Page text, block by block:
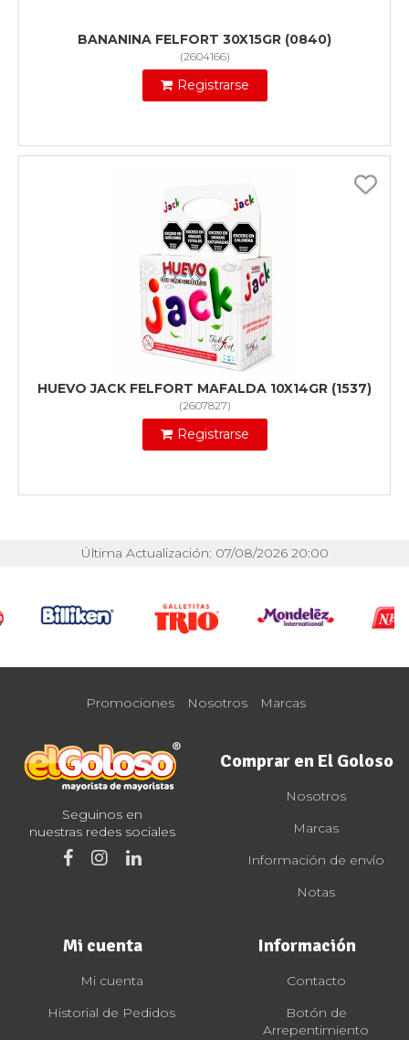
BANANINA FELFORT 30X15GR (0840)
(2604166)
Registrarse
HUEVO JACK FELFORT MAFALDA 10X14GR (1537)
(2607827)
Registrarse
Última Actualización: 07/08/2026 20:00
Promociones Nosotros Marcas
Seguinos en
nuestras redes sociales
Comprar en El Goloso
Nosotros
Marcas
Información de envío
Notas
Mi cuenta
Mi cuenta
Historial de Pedidos
Información
Contacto
Botón de
Arrepentimiento